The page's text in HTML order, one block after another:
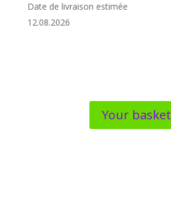
Date de livraison estimée
12.08.2026
Your basket